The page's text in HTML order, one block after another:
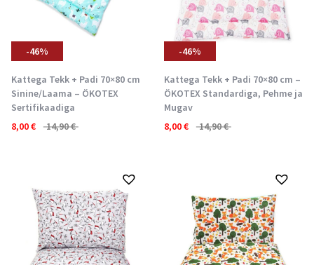
-46%
Kattega Tekk + Padi 70×80 cm
Sinine/Laama – ÖKOTEX
Sertifikaadiga
8,00€ 14,90€
-46%
Kattega Tekk + Padi 70×80 cm –
ÖKOTEX Standardiga, Pehme ja
Mugav
8,00€ 14,90€